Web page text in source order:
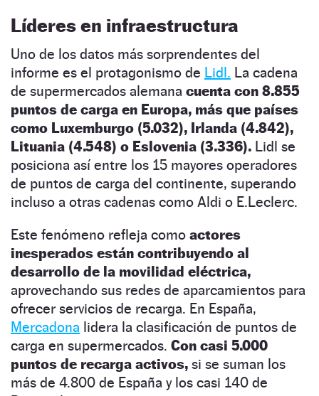
Líderes en infraestructura
Uno de los datos más sorprendentes del
informe es el protagonismo de Lidl. La cadena
de supermercados alemana cuenta con 8.855
puntos de carga en Europa, más que países
como Luxemburgo (5.032), Irlanda (4.842),
Lituania (4.548) o Eslovenia (3.336). Lidl se
posiciona así entre los 15 mayores operadores
de puntos de carga del continente, superando
incluso a otras cadenas como Aldi o E.Leclerc.
Este fenómeno refleja como actores
inesperados están contribuyendo al
desarrollo de la movilidad eléctrica,
aprovechando sus redes de aparcamientos para
ofrecer servicios de recarga. En España,
Mercadona lidera la clasificación de puntos de
carga en supermercados. Con casi 5.000
puntos de recarga activos, si se suman los
más de 4.800 de España y los casi 140 de